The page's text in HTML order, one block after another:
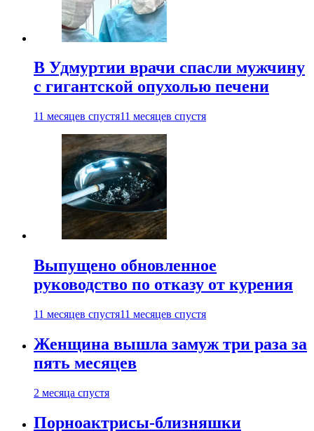
В Удмуртии врачи спасли мужчину
с гигантской опухолью печени
11 месяцев спустя11 месяцев спустя
Выпущено обновленное
руководство по отказу от курения
11 месяцев спустя11 месяцев спустя
Женщина вышла замуж три раза за
пять месяцев
2 месяца спустя
Порноактрисы-близняшки